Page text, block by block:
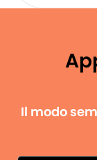
Il modo